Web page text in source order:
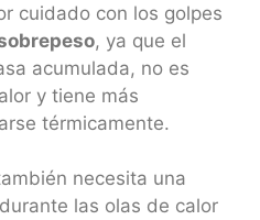
cuidado con los golpes
, ya que el
acumulada, no es
y tiene más
térmicamente.
necesita una
las olas de calor